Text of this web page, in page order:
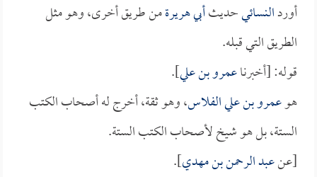
أوردالنسائيحديثأبي هريرةمن طريق أخرى، وهو مثل
الطريق التي قبله.
قوله: [أخبرناعمرو بن علي].
هوعمرو بن علي الفلاس، وهو ثقة، أخرج له أصحاب الكتب
الستة، بل هو شيخ لأصحاب الكتب الستة.
[عنعبد الرحمن بن مهدي].